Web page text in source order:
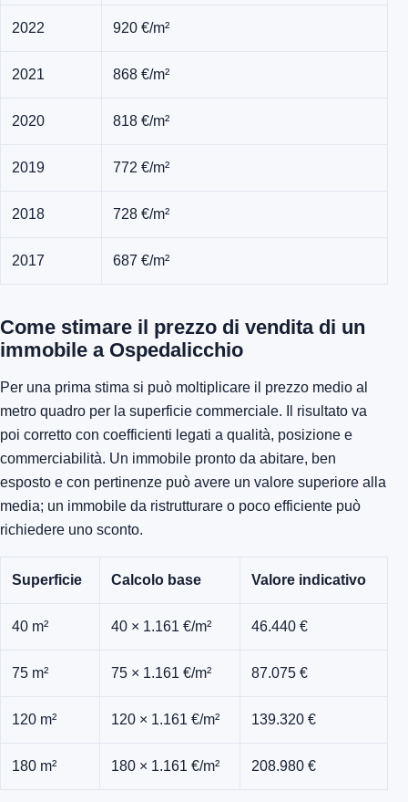
2022 920 €/m²
2021 868 €/m²
2020 818 €/m²
2019 772 €/m²
2018 728 €/m²
2017 687 €/m²
Come stimare il prezzo di vendita di un
immobile a Ospedalicchio
Per una prima stima si può moltiplicare il prezzo medio al
metro quadro per la superficie commerciale. Il risultato va
poi corretto con coefficienti legati a qualità, posizione e
commerciabilità. Un immobile pronto da abitare, ben
esposto e con pertinenze può avere un valore superiore alla
media; un immobile da ristrutturare o poco efficiente può
richiedere uno sconto.
Superficie Calcolo base Valore indicativo
40 m² 40 × 1.161 €/m² 46.440 €
75 m² 75 × 1.161 €/m² 87.075 €
120 m² 120 × 1.161 €/m² 139.320 €
180 m² 180 × 1.161 €/m² 208.980 €